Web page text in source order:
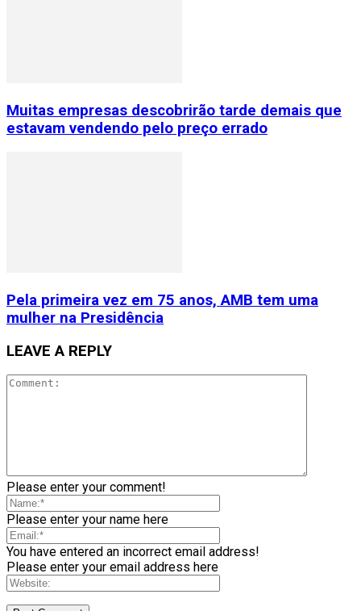
Muitas empresas descobrirão tarde demais que
estavam vendendo pelo preço errado
Pela primeira vez em 75 anos, AMB tem uma
mulher na Presidência
LEAVE A REPLY
Please enter your comment!
Please enter your name here
You have entered an incorrect email address!
Please enter your email address here